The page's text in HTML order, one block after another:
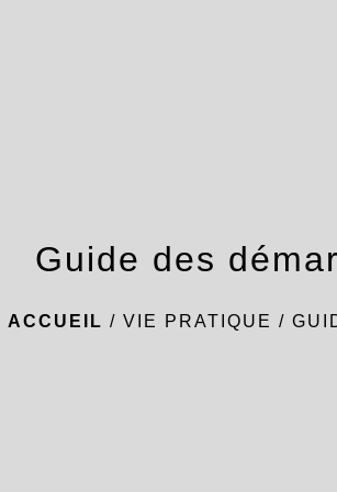
Guide des
ACCUEIL / VIE PRATIQUE /